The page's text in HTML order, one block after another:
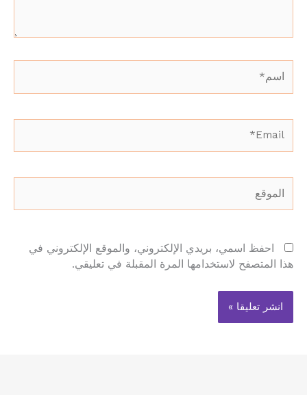
احفظ اسمي، بريدي الإلكتروني، والموقع الإلكتروني في
هذا المتصفح لاستخدامها المرة المقبلة في تعليقي.